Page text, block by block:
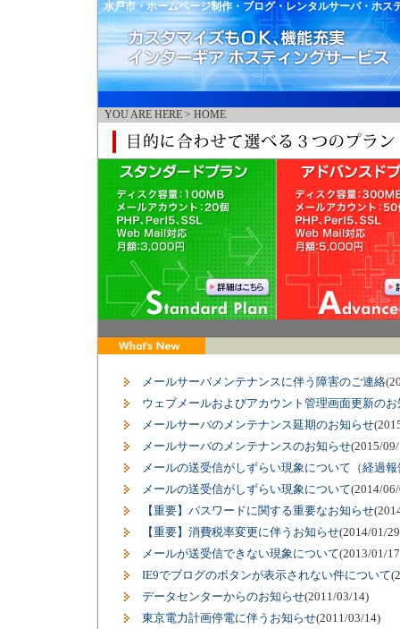
水戸市・ホームページ制作・ブログ・レンタルサーバ・ホス
YOU ARE HERE > HOME
メールサーバメンテナンスに伴う障害のご連絡
ウェブメールおよびアカウント管理画面更新のお
メールサーバのメンテナンス延期のお知らせ
メールサーバのメンテナンスのお知らせ(2015/
メールの送受信がしずらい現象について（経過報
メールの送受信がしずらい現象について(2014/
【重要】パスワードに関する重要なお知らせ
【重要】消費税率変更に伴うお知らせ(2014/01/
メールが送受信できない現象について(2013/01/
IE9でブログのボタンが表示されない件について
データセンターからのお知らせ(2011/03/14)
東京電力計画停電に伴うお知らせ(2011/03/14)